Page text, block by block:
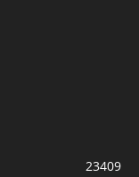
23409